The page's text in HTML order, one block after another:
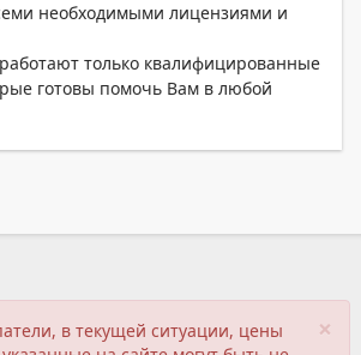
необходимыми лицензиями и
только квалифицированные
готовы помочь Вам в любой
×
в текущей ситуации, цены